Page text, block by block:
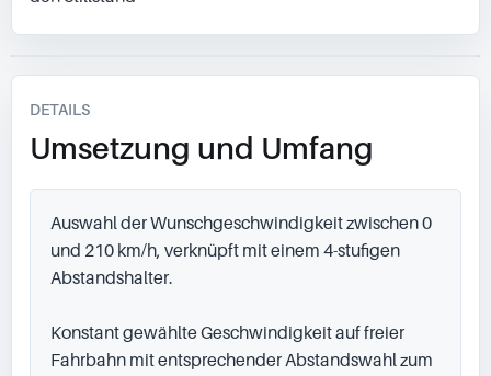
DETAILS
Umsetzung und Umfang
Auswahl der Wunschgeschwindigkeit zwischen 0
und 210 km/h, verknüpft mit einem 4-stufigen
Abstandshalter.
Konstant gewählte Geschwindigkeit auf freier
Fahrbahn mit entsprechender Abstandswahl zum